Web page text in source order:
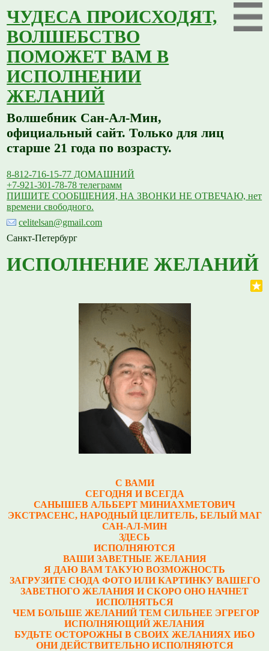
ЧУДЕСА ПРОИСХОДЯТ,
ВОЛШЕБСТВО
ПОМОЖЕТ ВАМ В
ИСПОЛНЕНИИ
ЖЕЛАНИЙ
Волшебник Сан-Ал-Мин,
официальный сайт. Только для лиц
старше 21 года по возрасту.
8-812-716-15-77 ДОМАШНИЙ
+7-921-301-78-78 телеграмм
ПИШИТЕ СООБЩЕНИЯ, НА ЗВОНКИ НЕ ОТВЕЧАЮ, нет
времени свободного.
celitelsan@gmail.com
Санкт-Петербург
ИСПОЛНЕНИЕ ЖЕЛАНИЙ
С ВАМИ
СЕГОДНЯ И ВСЕГДА
САНЫШЕВ АЛЬБЕРТ МИНИАХМЕТОВИЧ
ЭКСТРАСЕНС, НАРОДНЫЙ ЦЕЛИТЕЛЬ, БЕЛЫЙ МАГ
САН-АЛ-МИН
ЗДЕСЬ
ИСПОЛНЯЮТСЯ
ВАШИ ЗАВЕТНЫЕ ЖЕЛАНИЯ
Я ДАЮ ВАМ ТАКУЮ ВОЗМОЖНОСТЬ
ЗАГРУЗИТЕ СЮДА ФОТО ИЛИ КАРТИНКУ ВАШЕГО
ЗАВЕТНОГО ЖЕЛАНИЯ И СКОРО ОНО НАЧНЕТ
ИСПОЛНЯТЬСЯ
ЧЕМ БОЛЬШЕ ЖЕЛАНИЙ ТЕМ СИЛЬНЕЕ ЭГРЕГОР
ИСПОЛНЯЮЩИЙ ЖЕЛАНИЯ
БУДЬТЕ ОСТОРОЖНЫ В СВОИХ ЖЕЛАНИЯХ ИБО
ОНИ ДЕЙСТВИТЕЛЬНО ИСПОЛНЯЮТСЯ